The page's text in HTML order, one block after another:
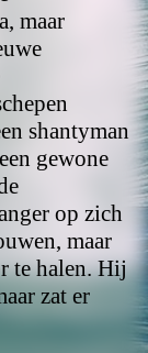
maar
shantyman
gewone
op zich
maar
te halen. Hij
zat er